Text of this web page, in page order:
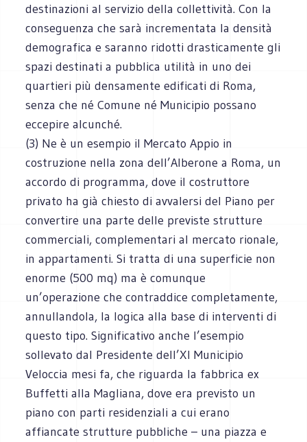
destinazioni al servizio della collettività. Con la
conseguenza che sarà incrementata la densità
demografica e saranno ridotti drasticamente gli
spazi destinati a pubblica utilità in uno dei
quartieri più densamente edificati di Roma,
senza che né Comune né Municipio possano
eccepire alcunché.
(3) Ne è un esempio il Mercato Appio in
costruzione nella zona dell’Alberone a Roma, un
accordo di programma, dove il costruttore
privato ha già chiesto di avvalersi del Piano per
convertire una parte delle previste strutture
commerciali, complementari al mercato rionale,
in appartamenti. Si tratta di una superficie non
enorme (500 mq) ma è comunque
un’operazione che contraddice completamente,
annullandola, la logica alla base di interventi di
questo tipo. Significativo anche l’esempio
sollevato dal Presidente dell’XI Municipio
Veloccia mesi fa, che riguarda la fabbrica ex
Buffetti alla Magliana, dove era previsto un
piano con parti residenziali a cui erano
affiancate strutture pubbliche – una piazza e